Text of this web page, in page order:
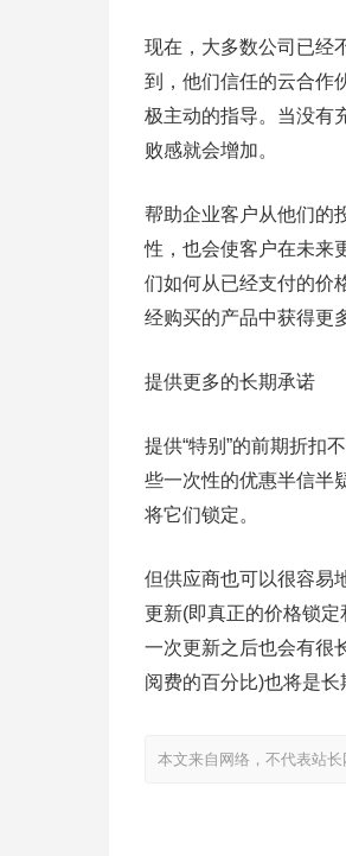
现在，大多数公司已经
到，他们信任的云合作
极主动的指导。当没有
败感就会增加。
帮助企业客户从他们的
性，也会使客户在未来
们如何从已经支付的价
经购买的产品中获得更
提供更多的长期承诺
提供“特别”的前期折扣
些一次性的优惠半信半
将它们锁定。
但供应商也可以很容易
更新(即真正的价格锁
一次更新之后也会有很
阅费的百分比)也将是长
本文来自网络，不代表站长